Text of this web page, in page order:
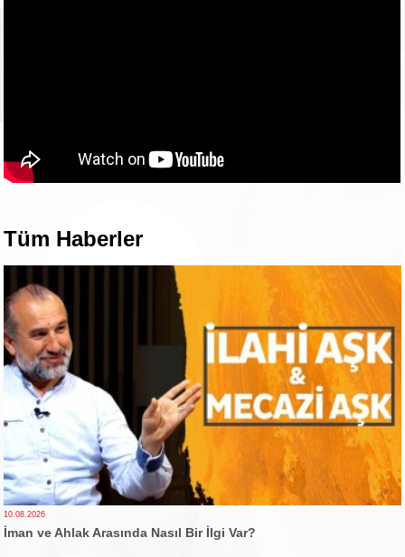
Tüm Haberler
10.08.2026
İman ve Ahlak Arasında Nasıl Bir İlgi Var?